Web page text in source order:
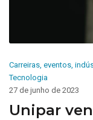
Carreiras, eventos,
Tecnologia
27 de junho de 2023
Unipar